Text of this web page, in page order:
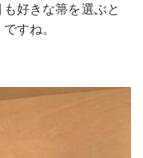
好きな箒を選ぶと
すね。